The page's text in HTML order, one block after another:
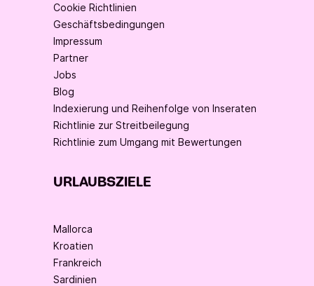
Cookie Richtlinien
Geschäftsbedingungen
Impressum
Partner
Jobs
Blog
Indexierung und Reihenfolge von Inseraten
Richtlinie zur Streitbeilegung
Richtlinie zum Umgang mit Bewertungen
URLAUBSZIELE
Mallorca
Kroatien
Frankreich
Sardinien